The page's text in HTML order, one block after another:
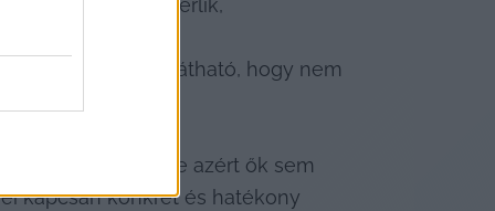
+ áfa összegért bérlik,
nem volt előre látható, hogy nem
választ persze azért ők sem
kapcsán konkrét és hatékony